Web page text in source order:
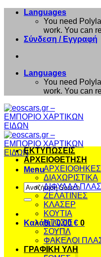
Μετάβαση
περιεχόμενο
Languages
You need
work. You can
Σύνδεση / Εγγραφή
Languages
You need
work. You can
Menu
Αναζήτηση
για:
Καλάθι /0,00€ 0
ΕΚΤΥΠΩΣΕΙΣ
ΑΡΧΕΙΟΘΕΤΗΣΗ
ΑΡΧΕΙΟΘΗΚΕΣ
ΔΙΑΧΩΡΙΣΤΙΚΑ
ΔΙΦΥΛΛΑ
ΖΕΛΑΤΙΝΕΣ
ΚΛΑΣΕΡ
ΚΟΥΤΙΑ
ΝΤΟΣΙΕ
ΣΟΥΠΛ
ΦΑΚΕΛΟΙ
ΓΡΑΦΙΚΗ ΥΛΗ